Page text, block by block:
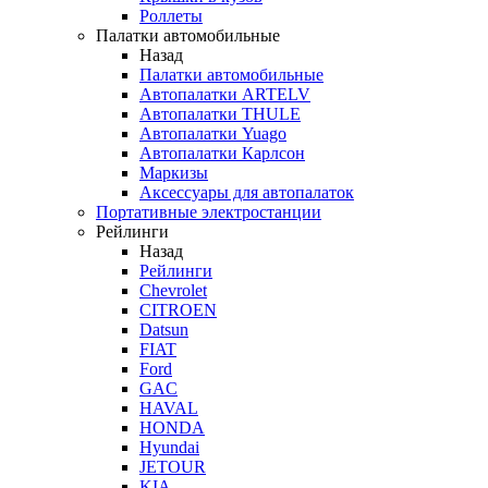
Роллеты
Палатки автомобильные
Назад
Палатки автомобильные
Автопалатки ARTELV
Автопалатки THULE
Автопалатки Yuago
Автопалатки Карлсон
Маркизы
Аксессуары для автопалаток
Портативные электростанции
Рейлинги
Назад
Рейлинги
Chevrolet
CITROEN
Datsun
FIAT
Ford
GAC
HAVAL
HONDA
Hyundai
JETOUR